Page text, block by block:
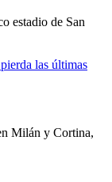
estadio de San
las últimas
Milán y Cortina,